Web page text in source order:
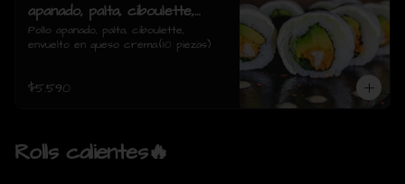
apanado, palta, ciboulette,
envuelto en queso crema.
Pollo apanado, palta, ciboulette,
envuelto en queso crema.(10 piezas)
$5.590
Rolls calientes🔥